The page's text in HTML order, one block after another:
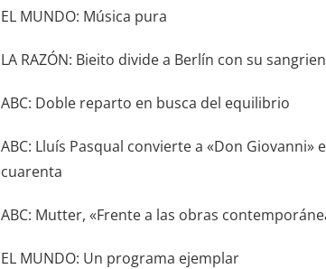
EL MUNDO: Música pura
LA RAZÓN: Bieito divide a Berlín con su
ABC: Doble reparto en busca del equilibrio
ABC: Lluís Pasqual convierte a «Don
cuarenta
ABC: Mutter, «Frente a las obras
EL MUNDO: Un programa ejemplar